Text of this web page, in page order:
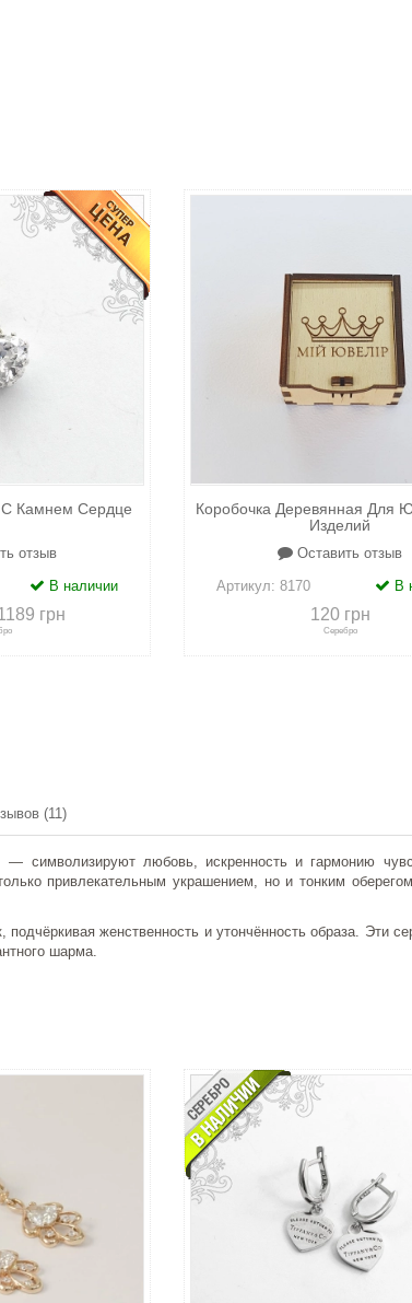
Камнем Сердце
отзыв
В наличии
грн
Коробочка Деревянная Для
Изделий
Оставить отзыв
Артикул:8170 В
120 грн
Серебро
(11)
— символизируют любовь, искренность и гармонию
привлекательным украшением, но и тонким
женственность и утончённость образа. Эти
шарма.